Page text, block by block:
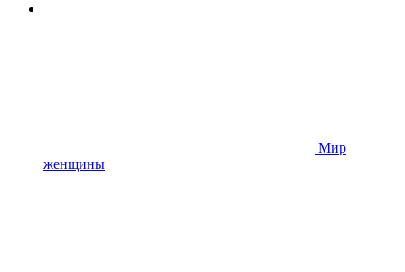
Мир
женщины